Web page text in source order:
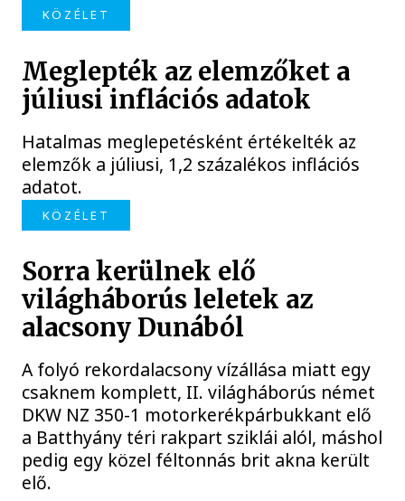
KÖZÉLET
Meglepték az elemzőket a
júliusi inflációs adatok
Hatalmas meglepetésként értékelték az
elemzők a júliusi, 1,2 százalékos inflációs
adatot.
KÖZÉLET
Sorra kerülnek elő
világháborús leletek az
alacsony Dunából
A folyó rekordalacsony vízállása miatt egy
csaknem komplett, II. világháborús német
DKW NZ 350-1 motorkerékpárbukkant elő
a Batthyány téri rakpart sziklái alól, máshol
pedig egy közel féltonnás brit akna került
elő.